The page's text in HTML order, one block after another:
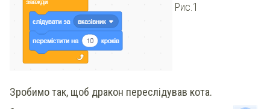
Рис.1
Зробимо так, щоб дракон переслідував кота.